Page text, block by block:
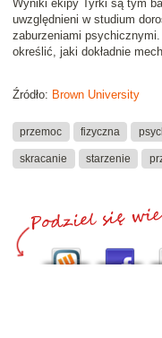
Wyniki ekipy Tyrki są tym
uwzględnieni w studium
zaburzeniami
określić, jaki dokładnie
Źródło: Brown University
przemoc fizyczna
skracanie starzenie